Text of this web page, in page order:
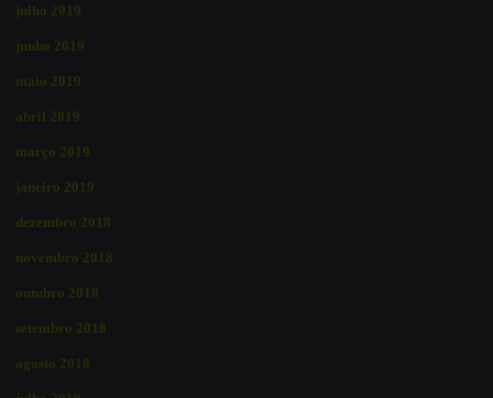
julho 2019
junho 2019
maio 2019
abril 2019
março 2019
janeiro 2019
dezembro 2018
novembro 2018
outubro 2018
setembro 2018
agosto 2018